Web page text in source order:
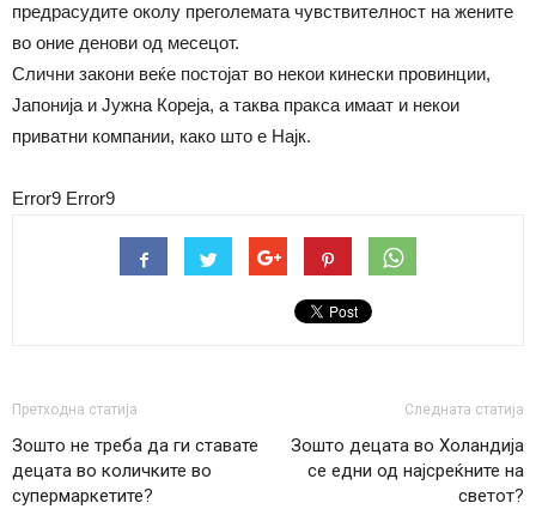
предрасудите околу преголемата чувствителност на жените
во оние денови од месецот.
Слични закони веќе постојат во некои кинески провинции,
Јапонија и Јужна Кореја, а таква пракса имаат и некои
приватни компании, како што е Најк.
Error9 Error9
Претходна статија
Зошто не треба да ги ставате
децата во количките во
супермаркетите?
Следната статија
Зошто децата во Холандија
се едни од најсреќните на
светот?